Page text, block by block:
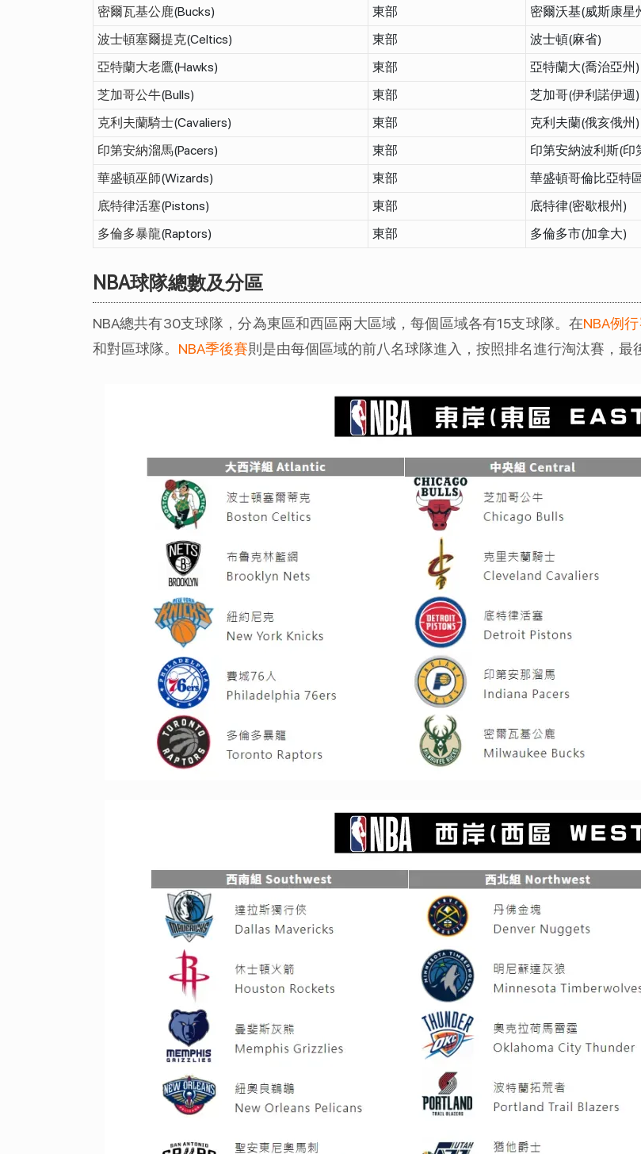
密爾瓦基公鹿(Bucks) 東部 密爾沃基(威斯康星
波士頓塞爾提克(Celtics) 東部 波士頓(麻省)
亞特蘭大老鷹(Hawks) 東部 亞特蘭大(喬治亞州)
芝加哥公牛(Bulls) 東部 芝加哥(伊利諾伊週)
克利夫蘭騎士(Cavaliers) 東部 克利夫蘭(俄亥俄州)
印第安納溜馬(Pacers) 東部 印第安納波利斯(印
華盛頓巫師(Wizards) 東部 華盛頓哥倫比亞特
底特律活塞(Pistons) 東部 底特律(密歇根州)
多倫多暴龍(Raptors) 東部 多倫多市(加拿大)
NBA球隊總數及分區
NBA總共有30支球隊，分為東區和西區兩大區域，每個區域各有15支球隊。在NBA例
和對區球隊。 NBA季後賽則是由每個區域的前八名球隊進入，按照排名進行淘汰賽，最